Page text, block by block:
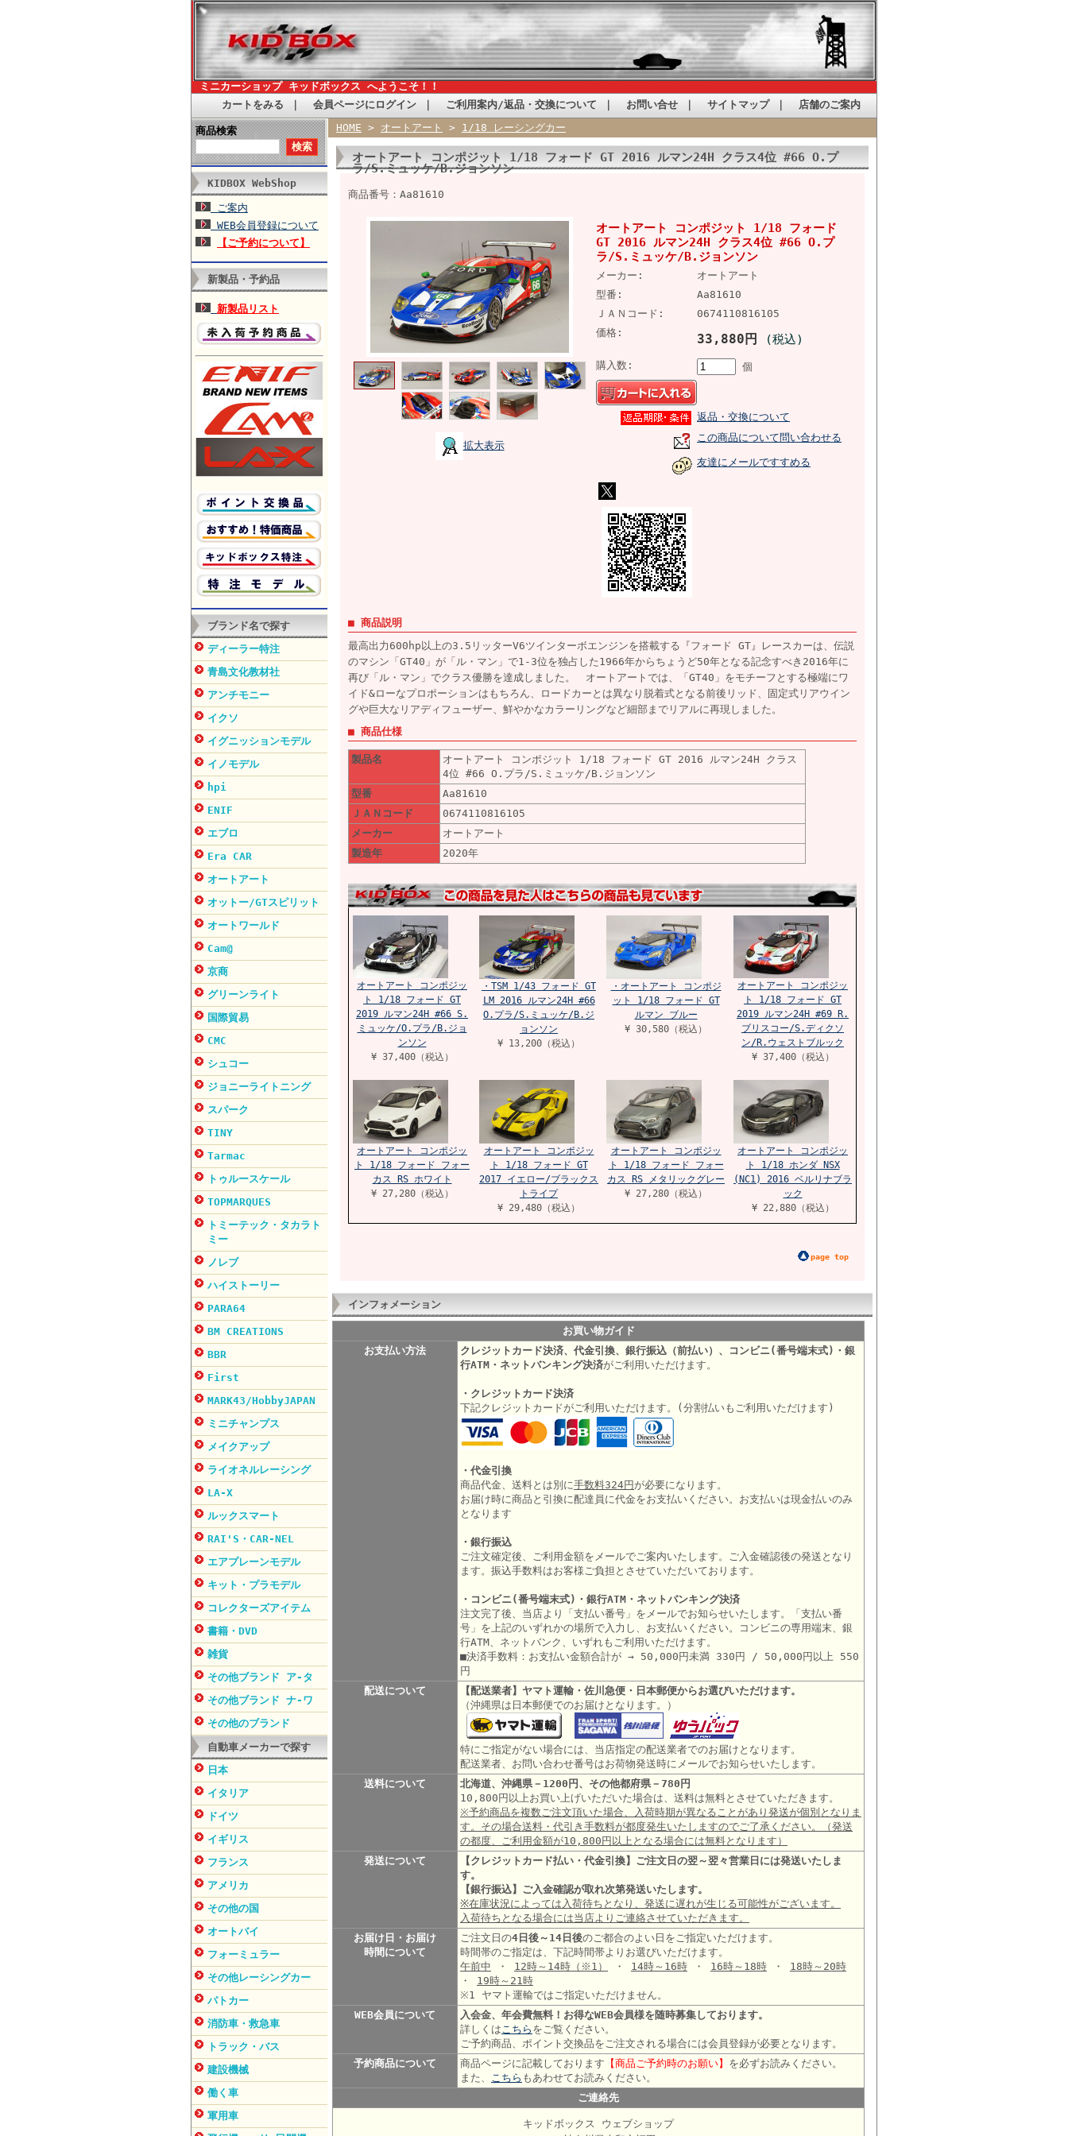
ミニカーショップ キッドボックス へようこそ！！
カートをみる
会員ページにログイン ご利用案内/返品・交換について お問い合せ サイトマップ｜ 店舗のご案内
商品検索
KIDBOX WebShop
ご案内
WEB会員登録について
【ご予約について】
新製品・予約品
新製品リスト
ブランド名で探す
ディーラー特注
青島文化教材社
アンチモニー
イクソ
イグニッションモデル
イノモデル
hpi
ENIF
エブロ
Era CAR
オートアート
オットー/GTスピリット
オートワールド
Cam@
京商
グリーンライト
国際貿易
CMC
シュコー
ジョニーライトニング
スパーク
TINY
Tarmac
トゥルースケール
TOPMARQUES
トミーテック・タカラト
ミー
ノレブ
ハイストーリー
PARA64
BM CREATIONS
BBR
First
MARK43/HobbyJAPAN
ミニチャンプス
メイクアップ
ライオネルレーシング
LA-X
ルックスマート
RAI'S・CAR-NEL
エアプレーンモデル
キット・プラモデル
コレクターズアイテム
書籍・DVD
雑貨
その他ブランド ア-タ
その他ブランド ナ-ワ
その他のブランド
自動車メーカーで探す
日本
イタリア
ドイツ
イギリス
フランス
アメリカ
その他の国
オートバイ
フォーミュラー
その他レーシングカー
パトカー
消防車・救急車
トラック・バス
建設機械
働く車
軍用車
HOME > オートアート > 1/18 レーシングカー
オートアート コンポジット 1/18 フォード GT 2016 ルマン24H クラス4位 #66 O.プ
ラ/S.ミュッケ/B.ジョンソン
商品番号：Aa81610
拡大表示
オートアート コンポジット 1/18 フォード
GT 2016 ルマン24H クラス4位 #66 O.プ
ラ/S.ミュッケ/B.ジョンソン
メーカー:
オートアート
型番:
Aa81610
ＪＡＮコード:
0674110816105
価格:
33,880円 (税込)
購入数: 個
返品・交換について
この商品について問い合わせる
友達にメールですすめる
■ 商品説明
最高出力600hp以上の3.5リッターV6ツインターボエンジンを搭載する『フォード GT』レースカーは、伝説
のマシン「GT40」が「ル・マン」で1-3位を独占した1966年からちょうど50年となる記念すべき2016年に
再び「ル・マン」でクラス優勝を達成しました。 オートアートでは、「GT40」をモチーフとする極端にワ
イド&ローなプロポーションはもちろん、ロードカーとは異なり脱着式となる前後リッド、固定式リアウイン
グや巨大なリアディフューザー、鮮やかなカラーリングなど細部までリアルに再現しました。
■ 商品仕様
製品名
オートアート コンポジット 1/18 フォード GT 2016 ルマン24H クラス
4位 #66 O.プラ/S.ミュッケ/B.ジョンソン
型番
Aa81610
ＪＡＮコード
0674110816105
メーカー
オートアート
製造年
2020年
オートアート コンポジッ
ト 1/18 フォード GT
2019 ルマン24H #66 S.
ミュッケ/O.プラ/B.ジョ
ンソン
¥ 37,400（税込）
・TSM 1/43 フォード GT
LM 2016 ルマン24H #66
O.プラ/S.ミュッケ/B.ジ
ョンソン
¥ 13,200（税込）
・オートアート コンポジ
ット 1/18 フォード GT
ルマン ブルー
¥ 30,580（税込）
オートアート コンポジッ
ト 1/18 フォード GT
2019 ルマン24H #69 R.
ブリスコー/S.ディクソ
ン/R.ウェストブルック
¥ 37,400（税込）
オートアート コンポジッ
ト 1/18 フォード フォー
カス RS ホワイト
¥ 27,280（税込）
オートアート コンポジッ
ト 1/18 フォード GT
2017 イエロー/ブラックス
トライプ
¥ 29,480（税込）
オートアート コンポジッ
ト 1/18 フォード フォー
カス RS メタリックグレー
¥ 27,280（税込）
オートアート コンポジッ
ト 1/18 ホンダ NSX
(NC1) 2016 ベルリナブラ
ック
¥ 22,880（税込）
page top
インフォメーション
お買い物ガイド
お支払い方法
クレジットカード決済、代金引換、銀行振込（前払い）、コンビニ(番号端末式)・銀
行ATM・ネットバンキング決済がご利用いただけます。
・クレジットカード決済
下記クレジットカードがご利用いただけます。(分割払いもご利用いただけます)
・代金引換
商品代金、送料とは別に手数料324円 が必要になります。
お届け時に商品と引換に配達員に代金をお支払いください。お支払いは現金払いのみ
となります
・銀行振込
ご注文確定後、ご利用金額をメールでご案内いたします。ご入金確認後の発送となり
ます。振込手数料はお客様ご負担とさせていただいております。
・コンビニ(番号端末式)・銀行ATM・ネットバンキング決済
注文完了後、当店より「支払い番号」をメールでお知らせいたします。「支払い番
号」を上記のいずれかの場所で入力し、お支払いください。コンビニの専用端末、銀
行ATM、ネットバンク、いずれもご利用いただけます。
■決済手数料：お支払い金額合計が → 50,000円未満 330円 / 50,000円以上 550
円
配送について
【配送業者】ヤマト運輸・佐川急便・日本郵便からお選びいただけます。
（沖縄県は日本郵便でのお届けとなります。）
特にご指定がない場合には、当店指定の配送業者でのお届けとなります。
配送業者、お問い合わせ番号はお荷物発送時にメールでお知らせいたします。
送料について
北海道、沖縄県－1200円、その他都府県－780円
10,800円以上お買い上げいただいた場合は、送料は無料とさせていただきます。
※予約商品を複数ご注文頂いた場合、入荷時期が異なることがあり発送が個別となりま
す。その場合送料・代引き手数料が都度発生いたしますのでご了承ください。（発送
の都度、ご利用金額が10,800円以上となる場合には無料となります）
発送について
【クレジットカード払い・代金引換】ご注文日の翌～翌々営業日には発送いたしま
す。
【銀行振込】ご入金確認が取れ次第発送いたします。
※在庫状況によっては入荷待ちとなり、発送に遅れが生じる可能性がございます。
入荷待ちとなる場合には当店よりご連絡させていただきます。
お届け日・お届け
時間について
ご注文日の4日後～14日後のご都合のよい日をご指定いただけます。
時間帯のご指定は、下記時間帯よりお選びいただけます。
午前中 ・ 12時～14時 （※1） ・ 14時～16時 ・ 16時～18時 ・ 18時～20時
・ 19時～21時
※1 ヤマト運輸ではご指定いただけません。
WEB会員について
入会金、年会費無料！お得なWEB会員様を随時募集しております。
詳しくはこちら をご覧ください。
ご予約商品、ポイント交換品をご注文される場合には会員登録が必要となります。
予約商品について
商品ページに記載しております 【商品ご予約時のお願い】 を必ずお読みください。
また、 こちら もあわせてお読みください。
ご連絡先
キッドボックス ウェブショップ